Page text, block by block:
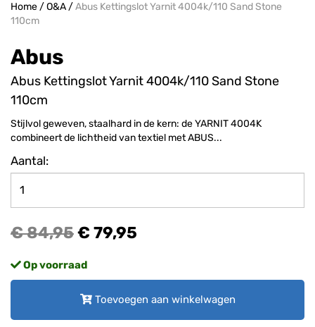
Home/O&A/Abus Kettingslot Yarnit 4004k/110 Sand Stone
110cm
Abus
Abus Kettingslot Yarnit 4004k/110 Sand Stone
110cm
Stijlvol geweven, staalhard in de kern: de YARNIT 4004K
combineert de lichtheid van textiel met ABUS...
Aantal:
€ 84,95€ 79,95
Op voorraad
Toevoegen aan winkelwagen